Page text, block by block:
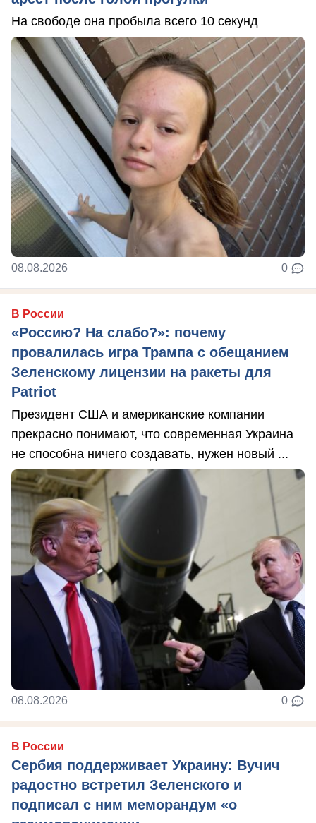
На свободе она пробыла всего 10 секунд
08.08.2026 0
В России
«Россию? На слабо?»: почему
провалилась игра Трампа с обещанием
Зеленскому лицензии на ракеты для
Patriot
Президент США и американские компании
прекрасно понимают, что современная Украина
не способна ничего создавать, нужен новый ...
08.08.2026 0
В России
Сербия поддерживает Украину: Вучич
радостно встретил Зеленского и
подписал с ним меморандум «о